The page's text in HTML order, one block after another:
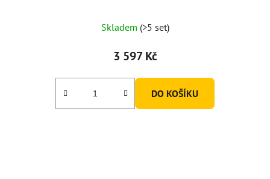
Skladem (>5 set)
3 597 Kč
DO KOŠÍKU